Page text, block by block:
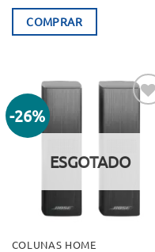
era:
COMPRAR
-26%
Adicionar
aos meus
ESGOTADO
COLUNAS HOME